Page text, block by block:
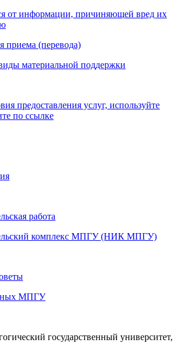
от информации, причиняющей вред их
приема (перевода)
материальной поддержки
предоставления услуг, используйте
по ссылке
работа
комплекс МПГУ (НИК МПГУ)
МПГУ
государственный университет,